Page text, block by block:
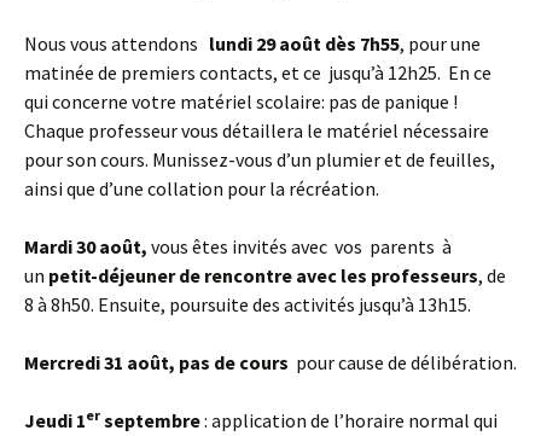
Nous vous attendons lundi 29 août dès 7h55, pour une
matinée de premiers contacts, et ce jusqu’à 12h25. En ce
qui concerne votre matériel scolaire: pas de panique !
Chaque professeur vous détaillera le matériel nécessaire
pour son cours. Munissez-vous d’un plumier et de feuilles,
ainsi que d’une collation pour la récréation.
Mardi 30 août, vous êtes invités avec vos parents à
un petit-déjeuner de rencontre avec les professeurs, de
8 à 8h50. Ensuite, poursuite des activités jusqu’à 13h15.
Mercredi 31 août, pas de cours pour cause de délibération.
Jeudi 1er septembre: application de l’horaire normal qui